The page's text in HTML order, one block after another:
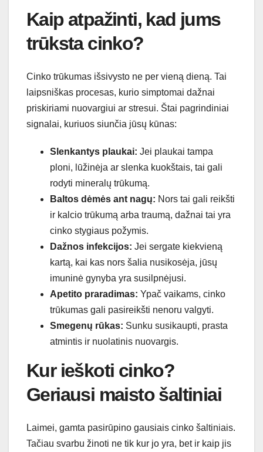
Kaip atpažinti, kad jums
trūksta cinko?
Cinko trūkumas išsivysto ne per vieną dieną. Tai
laipsniškas procesas, kurio simptomai dažnai
priskiriami nuovargiui ar stresui. Štai pagrindiniai
signalai, kuriuos siunčia jūsų kūnas:
Slenkantys plaukai: Jei plaukai tampa
ploni, lūžinėja ar slenka kuokštais, tai gali
rodyti mineralų trūkumą.
Baltos dėmės ant nagų: Nors tai gali reikšti
ir kalcio trūkumą arba traumą, dažnai tai yra
cinko stygiaus požymis.
Dažnos infekcijos: Jei sergate kiekvieną
kartą, kai kas nors šalia nusikosėja, jūsų
imuninė gynyba yra susilpnėjusi.
Apetito praradimas: Ypač vaikams, cinko
trūkumas gali pasireikšti nenoru valgyti.
Smegenų rūkas: Sunku susikaupti, prasta
atmintis ir nuolatinis nuovargis.
Kur ieškoti cinko?
Geriausi maisto šaltiniai
Laimei, gamta pasirūpino gausiais cinko šaltiniais.
Tačiau svarbu žinoti ne tik kur jo yra, bet ir kaip jis